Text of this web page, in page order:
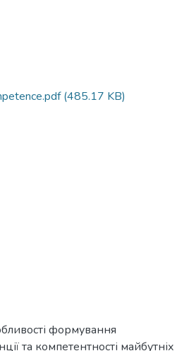
(485.17 KB)
формування
та компетентності майбутніх